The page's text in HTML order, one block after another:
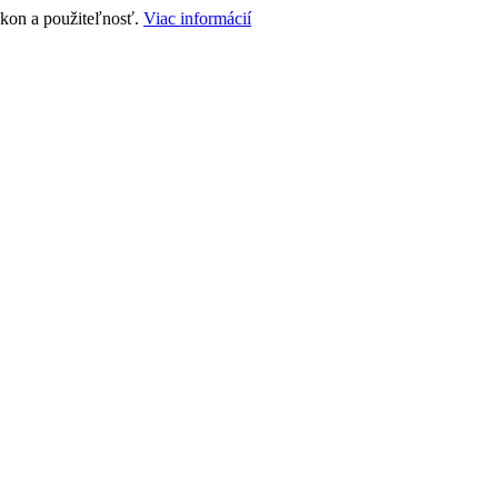
a použiteľnosť. Viac informácií